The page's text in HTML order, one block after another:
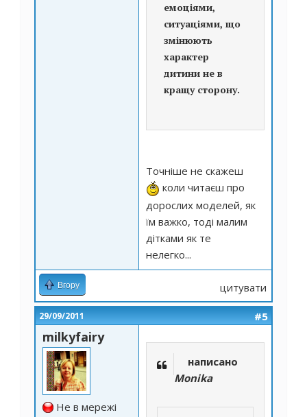
емоціями,
ситуаціями, що
змінюють
характер
дитини не в
кращу сторону.
Точніше не скажеш
коли читаєш про
дорослих моделей, як
їм важко, тоді малим
дітками як те
нелегко...
Вгору цитувати
29/09/2011 #5
milkyfairy
Не в мережі
написано
Monika